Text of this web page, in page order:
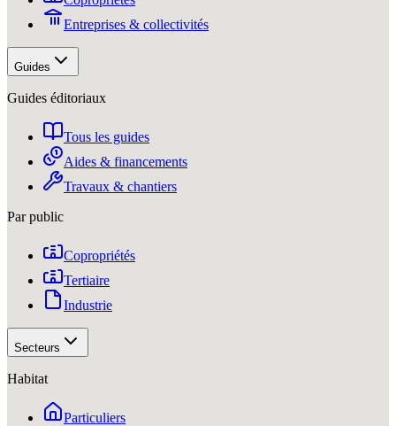
Entreprises & collectivités
Guides
Guides éditoriaux
Tous les guides
Aides & financements
Travaux & chantiers
Par public
Copropriétés
Tertiaire
Industrie
Secteurs
Habitat
Particuliers